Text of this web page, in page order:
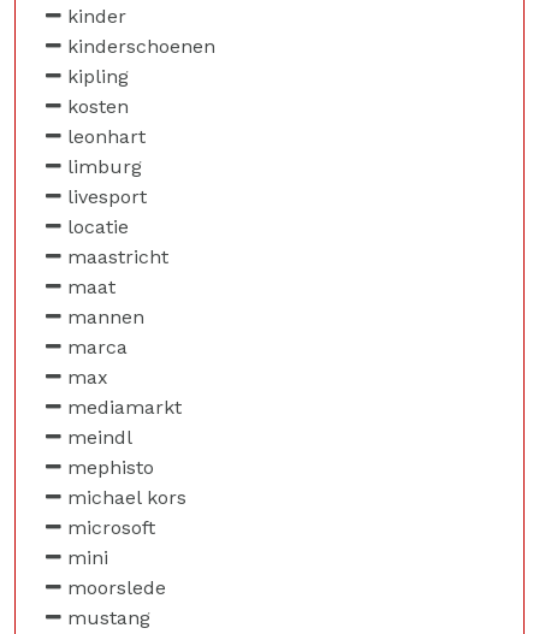
kinder
kinderschoenen
kipling
kosten
leonhart
limburg
livesport
locatie
maastricht
maat
mannen
marca
max
mediamarkt
meindl
mephisto
michael kors
microsoft
mini
moorslede
mustang